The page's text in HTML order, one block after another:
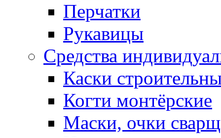
Перчатки
Рукавицы
Средства
Каски
Когти монтёрские
Маски, очки